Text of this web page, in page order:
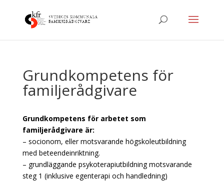
Grundkompetens för
familjerådgivare
Grundkompetens för arbetet som
familjerådgivare är:
– socionom, eller motsvarande högskoleutbildning
med beteendeinriktning.
– grundläggande psykoterapiutbildning motsvarande
steg 1 (inklusive egenterapi och handledning)